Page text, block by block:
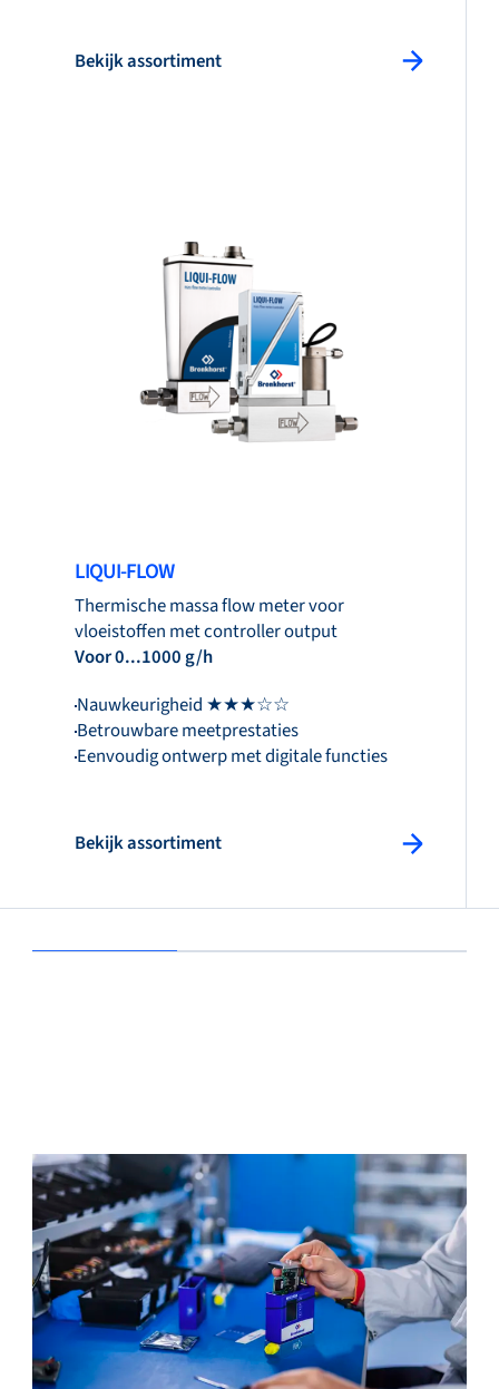
Bekijk assortiment
LIQUI-FLOW
Thermische massa flow meter voor
vloeistoffen met controller output
Voor 0...1000 g/h
Nauwkeurigheid ★★★☆☆
Betrouwbare meetprestaties
Eenvoudig ontwerp met digitale functies
Bekijk assortiment